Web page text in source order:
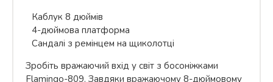
Каблук 8 дюймів
4-дюймова платформа
Сандалі з ремінцем на щиколотці
Зробіть вражаючий вхід у світ з босоніжками
Flamingo-809. Завдяки вражаючому 8-дюймовому